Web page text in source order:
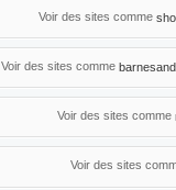
Voir des sites comme
Voir des sites comme
Voir des sites comme
Voir des sites